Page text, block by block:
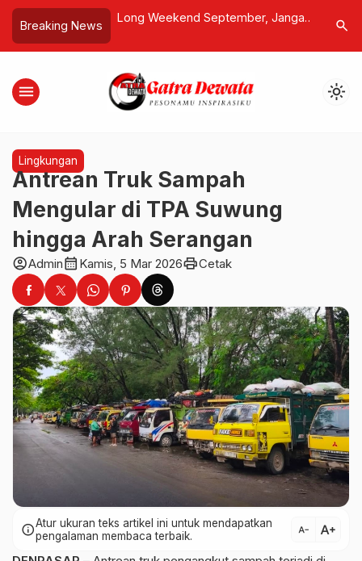
Breaking News
Koruptor
Makan
Dikorbankan
Long Weekend September, Jangan
Theme Park Bali!
Keras!
search
menu light_mode
Lingkungan
Antrean Truk Sampah
Mengular di TPA Suwung
hingga Arah Serangan
account_circleAdmincalendar_month Kamis, 5 Mar 2026printCetak
infoAtur ukuran teks artikel ini untuk mendapatkan
pengalaman membaca terbaik.
text_decrease text_increase